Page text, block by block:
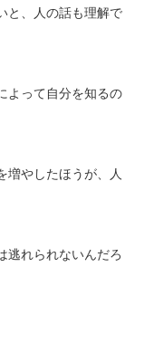
と、人の話も理解で
よって自分を知るの
増やしたほうが、人
逃れられないんだろ